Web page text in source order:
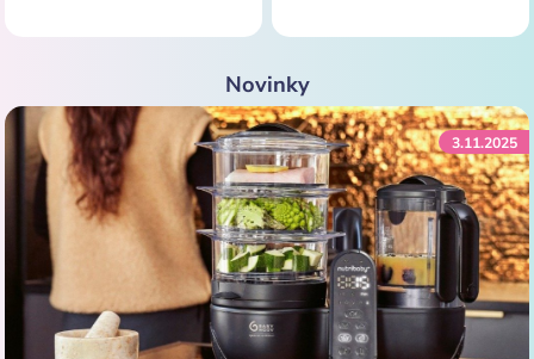
Novinky
3.11.2025